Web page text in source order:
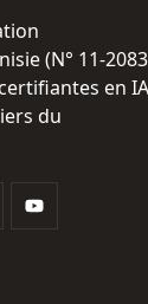
(N° 11-
en
du